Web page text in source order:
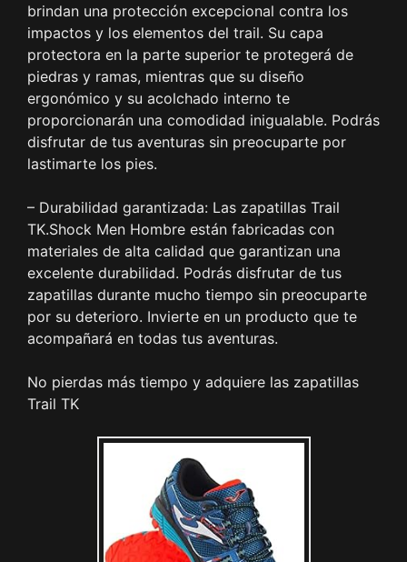
brindan una protección excepcional contra los
impactos y los elementos del trail. Su capa
protectora en la parte superior te protegerá de
piedras y ramas, mientras que su diseño
ergonómico y su acolchado interno te
proporcionarán una comodidad inigualable. Podrás
disfrutar de tus aventuras sin preocuparte por
lastimarte los pies.
– Durabilidad garantizada: Las zapatillas Trail
TK.Shock Men Hombre están fabricadas con
materiales de alta calidad que garantizan una
excelente durabilidad. Podrás disfrutar de tus
zapatillas durante mucho tiempo sin preocuparte
por su deterioro. Invierte en un producto que te
acompañará en todas tus aventuras.
No pierdas más tiempo y adquiere las zapatillas
Trail TK